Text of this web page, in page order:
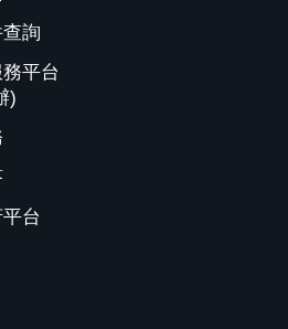
詢
平台
)
台